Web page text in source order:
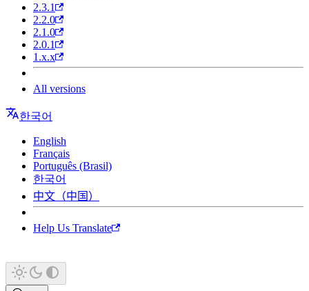
2.3.1
2.2.0
2.1.0
2.0.1
1.x.x
All versions
한국어
English
Français
Português (Brasil)
한국어
中文（中国）
Help Us Translate